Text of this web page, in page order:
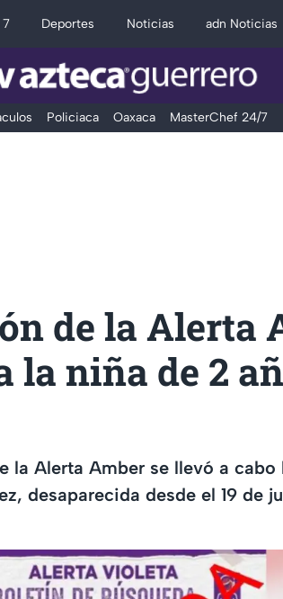
7 Deportes Noticias adn Noticias
Policiaca Oaxaca MasterChef 24/7
de la Alerta
la niña de 2
la Alerta Amber se llevó a cabo
desaparecida desde el 19 de